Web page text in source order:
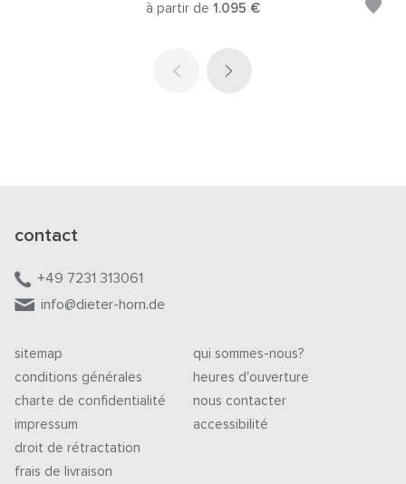
à partir de 1.095 €
contact
+49 7231 313061
info@dieter-horn.de
sitemap
conditions générales
charte de confidentialité
impressum
droit de rétractation
frais de livraison
qui sommes-nous?
heures d'ouverture
nous contacter
accessibilité